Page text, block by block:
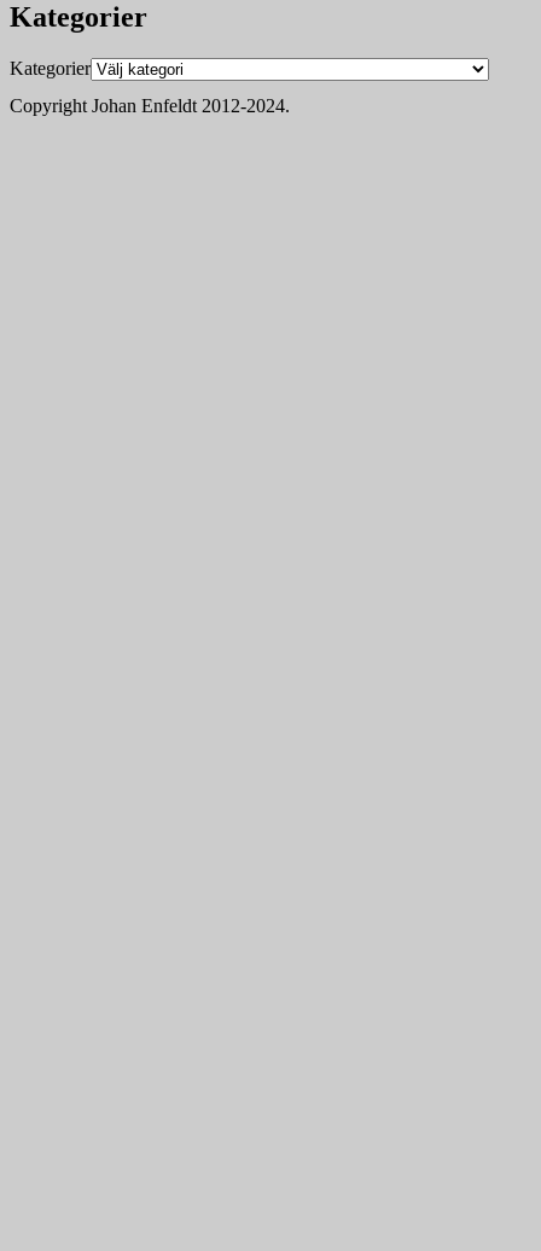
Kategorier
Kategorier
Copyright Johan Enfeldt 2012-2024.